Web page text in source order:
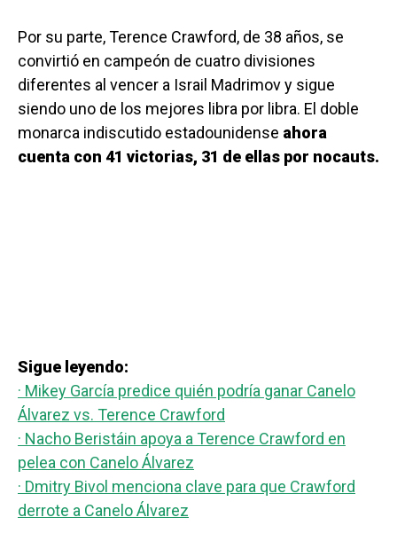
Por su parte, Terence Crawford, de 38 años, se
convirtió en campeón de cuatro divisiones
diferentes al vencer a Israil Madrimov y sigue
siendo uno de los mejores libra por libra. El doble
monarca indiscutido estadounidense ahora
cuenta con 41 victorias, 31 de ellas por nocauts.
Sigue leyendo:
· Mikey García predice quién podría ganar Canelo
Álvarez vs. Terence Crawford
· Nacho Beristáin apoya a Terence Crawford en
pelea con Canelo Álvarez
· Dmitry Bivol menciona clave para que Crawford
derrote a Canelo Álvarez